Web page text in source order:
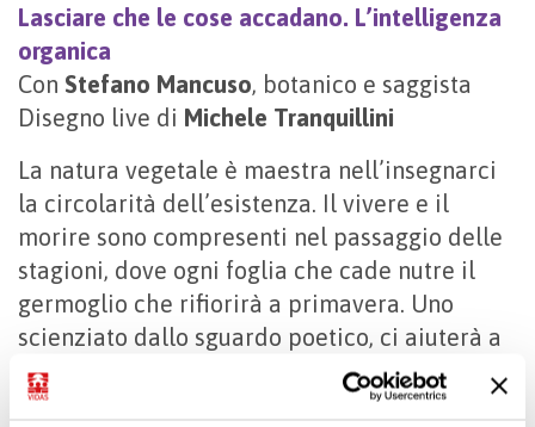
Lasciare che le cose accadano. L’intelligenza
organica
Con Stefano Mancuso, botanico e saggista
Disegno live di Michele Tranquillini
La natura vegetale è maestra nell’insegnarci
la circolarità dell’esistenza. Il vivere e il
morire sono compresenti nel passaggio delle
stagioni, dove ogni foglia che cade nutre il
germoglio che rifiorirà a primavera. Uno
scienziato dallo sguardo poetico, ci aiuterà a
vedere il mondo delle piante con occhi nuovi
e il loro sapere organico grazie al quale